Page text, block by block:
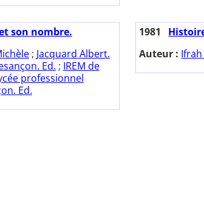
son nombre.
; Jacquard Albert.
Ed. ; IREM de
professionnel
Ed.
1981
Auteur :